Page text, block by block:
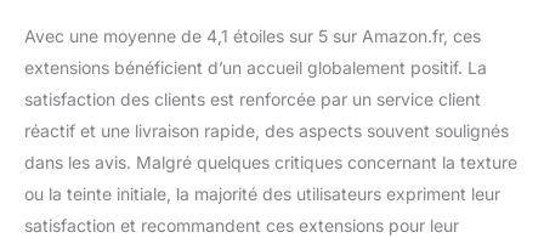
Avec une moyenne de 4,1 étoiles sur 5 sur Amazon.fr, ces
extensions bénéficient d’un accueil globalement positif. La
satisfaction des clients est renforcée par un service client
réactif et une livraison rapide, des aspects souvent soulignés
dans les avis. Malgré quelques critiques concernant la texture
ou la teinte initiale, la majorité des utilisateurs expriment leur
satisfaction et recommandent ces extensions pour leur